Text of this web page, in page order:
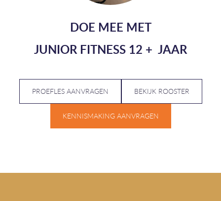
DOE MEE MET
JUNIOR FITNESS 12 + JAAR
PROEFLES AANVRAGEN BEKIJK ROOSTER
KENNISMAKING AANVRAGEN